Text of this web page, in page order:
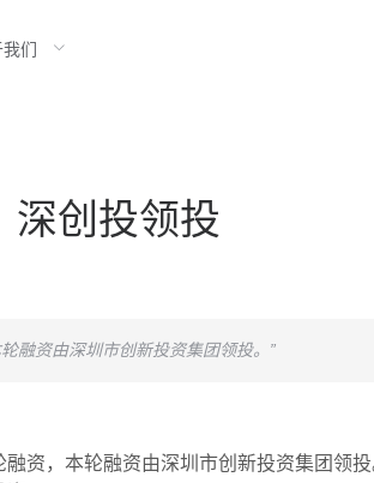
们
深创投领投
融资由深圳市创新投资集团领投。”
资，本轮融资由深圳市创新投资集团领